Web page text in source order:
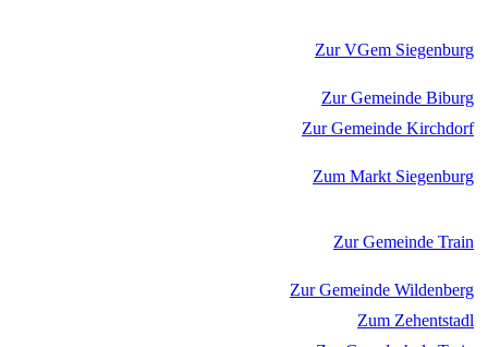
Zur VGem Siegenburg
Zur Gemeinde Biburg
Zur Gemeinde Kirchdorf
Zum Markt Siegenburg
Zur Gemeinde Train
Zur Gemeinde Wildenberg
Zum Zehentstadl